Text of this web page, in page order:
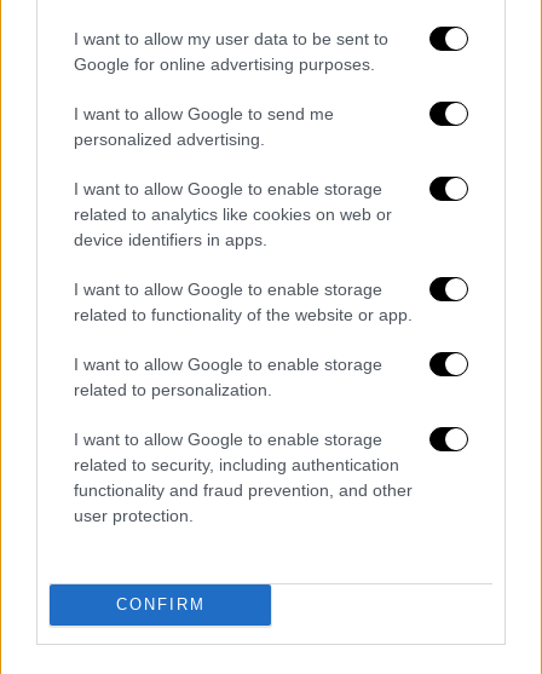
I want to allow my user data to be sent to
Google for online advertising purposes.
I want to allow Google to send me
personalized advertising.
I want to allow Google to enable storage
related to analytics like cookies on web or
device identifiers in apps.
I want to allow Google to enable storage
related to functionality of the website or app.
I want to allow Google to enable storage
related to personalization.
I want to allow Google to enable storage
related to security, including authentication
functionality and fraud prevention, and other
user protection.
CONFIRM
Απελευθέρωση τηςΑθήνας, από τα
στρατεύματα της γερμανικής κατοχής,
πραγματοποιήθηκε στον Αρχαιολογικό Χώρο
της Ακρόπολης και των Κλιτύων, η τελετή
της προεδρικής φρουράς. Για την πρόσβαση
των εμποδιζόμενων ή με κινητικά
Αρχαιοτήτων Πόλης Αθηνών είχε
εξασφαλίσει την παρουσία ειδικού,
προκειμένου να είναι δυνατή η αντιμετώπιση
οποιουδήποτε τεχνικού ζητήματος.
10:50 διακόπηκε μία φάσητης παροχής
ρεύματος στον Αρχαιολογικό Χώρο, λόγω
έργων της ΔΕΗ, με αποτέλεσμα ο
ανελκυστήρας να τεθεί εκτός λειτουργίας. Η
στον ανελκυστήρα και παρά την επέμβαση
του τεχνικού και τη συνδρομή του